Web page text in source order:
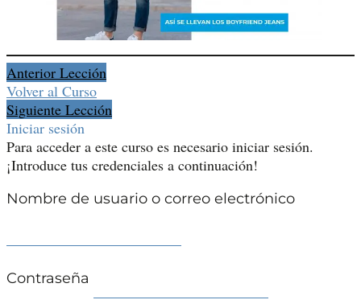
Anterior Lección
Volver al Curso
Siguiente Lección
Iniciar sesión
Para acceder a este curso es necesario iniciar sesión.
¡Introduce tus credenciales a continuación!
Nombre de usuario o correo electrónico
Contraseña